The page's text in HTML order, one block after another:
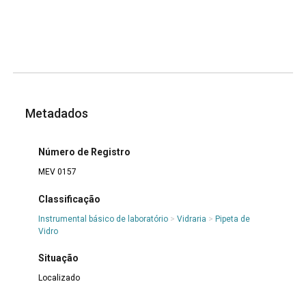
Metadados
Número de Registro
MEV 0157
Classificação
Instrumental básico de laboratório> Vidraria > Pipeta de
Vidro
Situação
Localizado